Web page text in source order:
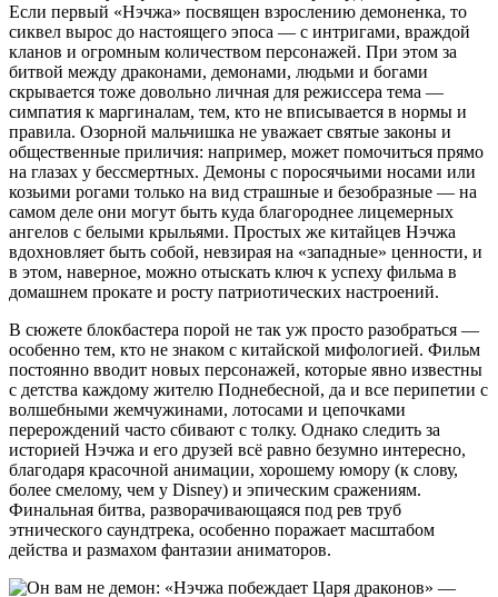
Если первый «Нэчжа» посвящен взрослению демоненка, то
сиквел вырос до настоящего эпоса — с интригами, враждой
кланов и огромным количеством персонажей. При этом за
битвой между драконами, демонами, людьми и богами
скрывается тоже довольно личная для режиссера тема —
симпатия к маргиналам, тем, кто не вписывается в нормы и
правила. Озорной мальчишка не уважает святые законы и
общественные приличия: например, может помочиться прямо
на глазах у бессмертных. Демоны с поросячьими носами или
козьими рогами только на вид страшные и безобразные — на
самом деле они могут быть куда благороднее лицемерных
ангелов с белыми крыльями. Простых же китайцев Нэчжа
вдохновляет быть собой, невзирая на «западные» ценности, и
в этом, наверное, можно отыскать ключ к успеху фильма в
домашнем прокате и росту патриотических настроений.
В сюжете блокбастера порой не так уж просто разобраться —
особенно тем, кто не знаком с китайской мифологией. Фильм
постоянно вводит новых персонажей, которые явно известны
с детства каждому жителю Поднебесной, да и все перипетии с
волшебными жемчужинами, лотосами и цепочками
перерождений часто сбивают с толку. Однако следить за
историей Нэчжа и его друзей всё равно безумно интересно,
благодаря красочной анимации, хорошему юмору (к слову,
более смелому, чем у Disney) и эпическим сражениям.
Финальная битва, разворачивающаяся под рев труб
этнического саундтрека, особенно поражает масштабом
действа и размахом фантазии аниматоров.